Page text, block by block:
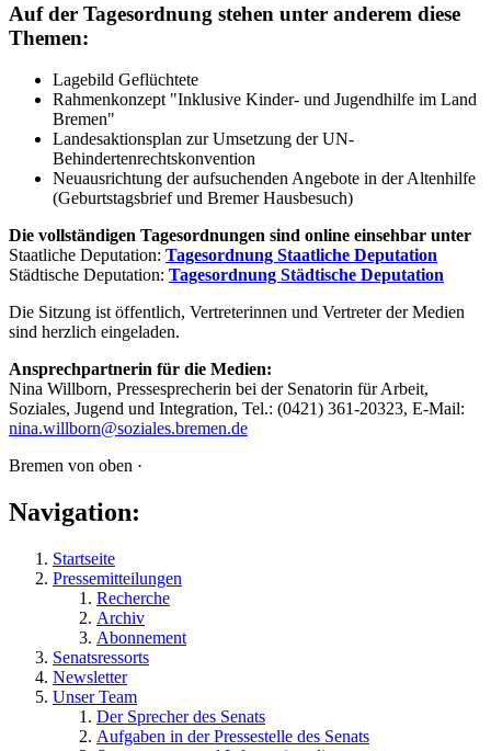
Auf der Tagesordnung stehen unter anderem diese
Themen:
Lagebild Geflüchtete
Rahmenkonzept "Inklusive Kinder- und Jugendhilfe im Land
Bremen"
Landesaktionsplan zur Umsetzung der UN-
Behindertenrechtskonvention
Neuausrichtung der aufsuchenden Angebote in der Altenhilfe
(Geburtstagsbrief und Bremer Hausbesuch)
Die vollständigen Tagesordnungen sind online einsehbar unter
Staatliche Deputation: Tagesordnung Staatliche Deputation
Städtische Deputation: Tagesordnung Städtische Deputation
Die Sitzung ist öffentlich, Vertreterinnen und Vertreter der Medien
sind herzlich eingeladen.
Ansprechpartnerin für die Medien:
Nina Willborn, Pressesprecherin bei der Senatorin für Arbeit,
Soziales, Jugend und Integration, Tel.: (0421) 361-20323, E-Mail:
nina.willborn@soziales.bremen.de
Bremen von oben ·
Navigation:
Startseite
Pressemitteilungen
Recherche
Archiv
Abonnement
Senatsressorts
Newsletter
Unser Team
Der Sprecher des Senats
Aufgaben in der Pressestelle des Senats